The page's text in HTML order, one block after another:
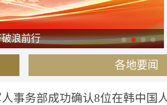
浪前行
各地要闻
事务部成功确认8位在韩中国